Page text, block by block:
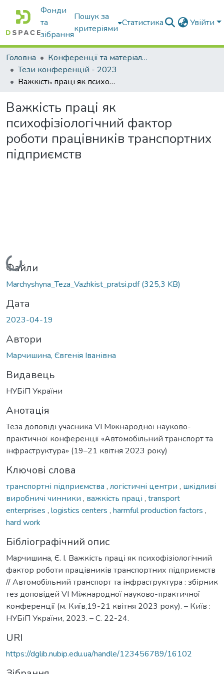
Фонди
та
зібрання
Пошук за
критеріями
Статистика Увійти
Головна
Конференції та матеріали конференцій
Тези конференцій - 2023
Важкість праці як психофізіологічний фактор роботи працівників транспортних підприємств
Важкість праці як
психофізіологічний фактор
роботи працівників транспортних
підприємств
Вантажиться...
Файли
Marchyshyna_Teza_Vazhkist_pratsi.pdf(325,3 KB)
Дата
2023-04-19
Автори
Марчишина, Євгенія Іванівна
Видавець
НУБіП України
Анотація
Теза доповіді учасника VІ Міжнародної науково-
практичної конференції «Автомобільний транспорт та
інфраструктура» (19–21 квітня 2023 року)
Ключові слова
транспортні підприємства , логістичні центри , шкідливі
виробничі чинники , важкість праці , transport
enterprises , logistics centers , harmful production factors ,
hard work
Бібліографічний опис
Марчишина, Є. І. Важкість праці як психофізіологічний
фактор роботи працівників транспортних підприємств
// Автомобільний транспорт та інфраструктура : збірник
тез доповідей VІ Міжнародної науково-практичної
конференції (м. Київ,19-21 квітня 2023 року). – Київ :
НУБіП України, 2023. – С. 22-24.
URI
https://dglib.nubip.edu.ua/handle/123456789/16102